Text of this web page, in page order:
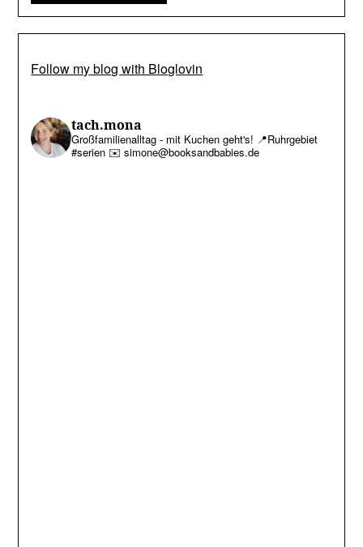
Follow my blog with Bloglovin
tach.mona
Großfamilienalltag - mit Kuchen geht's! 📍Ruhrgebiet
#serien ✉️ simone@booksandbabies.de